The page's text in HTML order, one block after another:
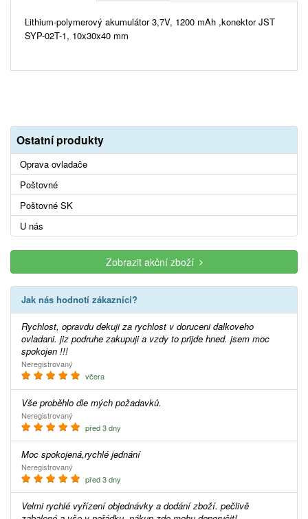
Lithium-polymerový akumulátor 3,7V, 1200 mAh ,konektor JST
SYP-02T-1, 10x30x40 mm
Ostatní produkty
Oprava ovladače
Poštovné
Poštovné SK
U nás
Zobrazit akční zboží
Jak nás hodnotí zákazníci?
Rychlost, opravdu dekuji za rychlost v doruceni dalkoveho
ovladani. jiz podruhe zakupuji a vzdy to prijde hned. jsem moc
spokojen !!!
Neregistrovaný
včera
Vše proběhlo dle mých požadavků.
Neregistrovaný
před 3 dny
Moc spokojená,rychlé jednání
Neregistrovaný
před 3 dny
Velmi rychlé vyřízení objednávky a dodání zboží. pečlivě